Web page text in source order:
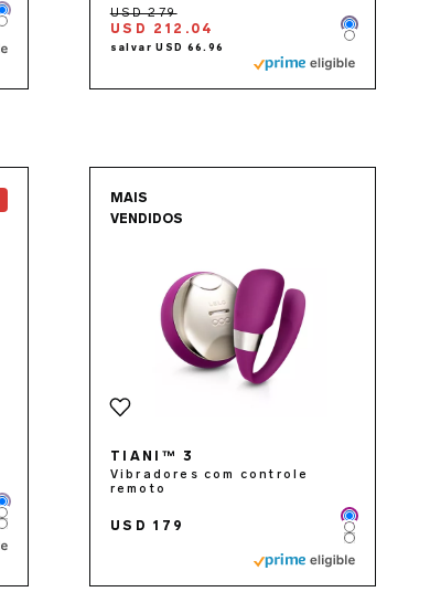
Color
Color USD 212.04 Color
Color
Color
Color
Color
MAIS
VENDIDOS
TIANI™ 3
Vibradores com controle
remoto
USD 179 Color
Color
Color